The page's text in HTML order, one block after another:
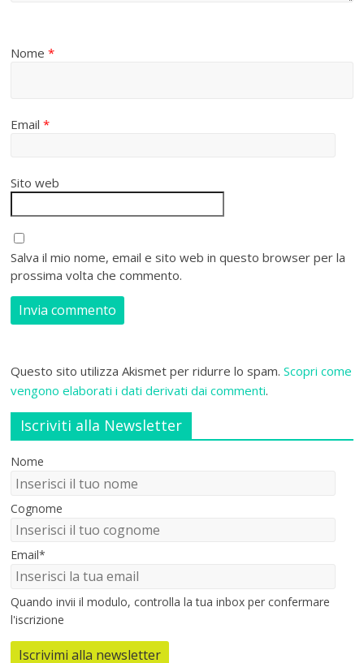
Nome*
Email*
Sito web
Salva il mio nome, email e sito web in questo browser per la
prossima volta che commento.
Questo sito utilizza Akismet per ridurre lo spam.Scopri come
vengono elaborati i dati derivati dai commenti.
Iscriviti alla Newsletter
Nome
Cognome
Email*
Quando invii il modulo, controlla la tua inbox per confermare
l'iscrizione
Iscrivimi alla newsletter